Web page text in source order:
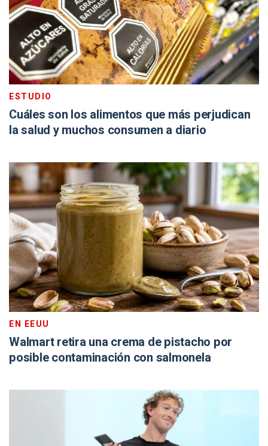
ESTUDIO
Cuáles son los alimentos que más perjudican
la salud y muchos consumen a diario
EN EEUU
Walmart retira una crema de pistacho por
posible contaminación con salmonela